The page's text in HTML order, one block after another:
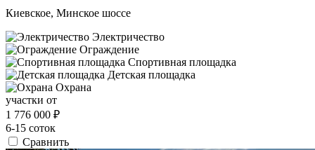
Киевское, Минское шоссе
Электричество
Ограждение
Спортивная площадка
Детская площадка
Охрана
участки от
1 776 000 ₽
6-15 соток
Сравнить